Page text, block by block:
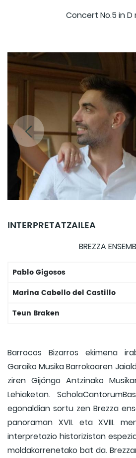
Concert No.5 in D
INTERPRETATZAILEA
BREZZA
Pablo Gigosos
Marina Cabello del Castillo
Teun Braken
Barrocos Bizarros ekimena
Garaiko Musika Barrokoaren
ziren Gijóngo Antzinako
Lehiaketan.
egonaldian sortu zen Brezza
panoraman XVII. eta XVIII.
interpretazio historizistan
moldakorrenetako bat da.